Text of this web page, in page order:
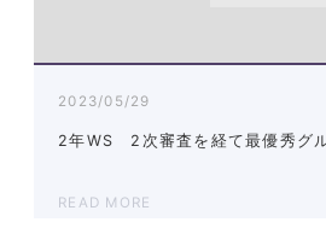
2023/05/29
2年WS 2次審査を経て最優秀グ
READ MORE